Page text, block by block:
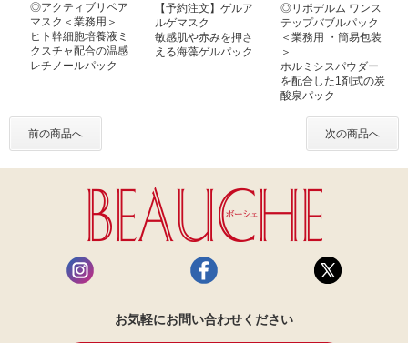
◎アクティブリペア
マスク＜業務用＞
ヒト幹細胞培養液ミ
クスチャ配合の温感
レチノールパック
【予約注文】ゲルア
ルゲマスク
敏感肌や赤みを押さ
える海藻ゲルパック
◎リポデルム ワンス
テップバブルパック
＜業務用 ・簡易包装
＞
ホルミシスパウダー
を配合した1剤式の炭
酸泉パック
前の商品へ 次の商品へ
お気軽にお問い合わせください